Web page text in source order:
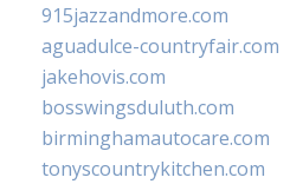
915jazzandmore.com
aguadulce-countryfair.com
jakehovis.com
bosswingsduluth.com
birminghamautocare.com
tonyscountrykitchen.com